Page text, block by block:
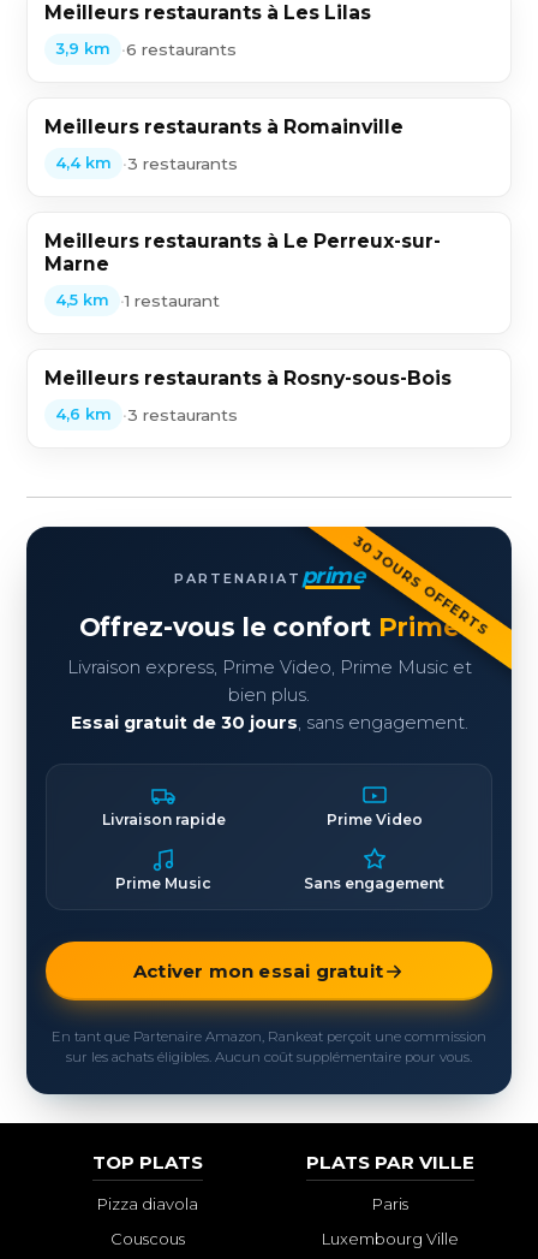
Meilleurs restaurants à Les Lilas
3,9 km •6 restaurants
Meilleurs restaurants à Romainville
4,4 km •3 restaurants
Meilleurs restaurants à Le Perreux-sur-
Marne
4,5 km •1 restaurant
Meilleurs restaurants à Rosny-sous-Bois
4,6 km •3 restaurants
30 JOURS OFFERTS
PARTENARIAT prime
Offrez-vous le confort Prime
Livraison express, Prime Video, Prime Music et
bien plus.
Essai gratuit de 30 jours, sans engagement.
Livraison rapide Prime Video
Prime Music Sans engagement
Activer mon essai gratuit
En tant que Partenaire Amazon, Rankeat perçoit une commission
sur les achats éligibles. Aucun coût supplémentaire pour vous.
TOP PLATS
Pizza diavola
Couscous
PLATS PAR VILLE
Paris
Luxembourg Ville